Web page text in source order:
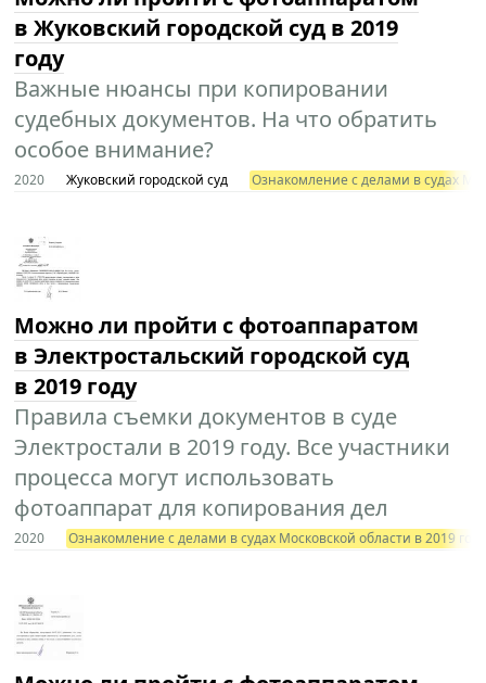
в Жуковский городской суд в 2019
году
Важные нюансы при копировании
судебных документов. На что обратить
особое внимание?
2020 Жуковский городской суд Ознакомление с делами в судах
Можно ли пройти с фотоаппаратом
в Электростальский городской суд
в 2019 году
Правила съемки документов в суде
Электростали в 2019 году. Все участники
процесса могут использовать
фотоаппарат для копирования дел
2020 Ознакомление с делами в судах Московской области в 2019 году